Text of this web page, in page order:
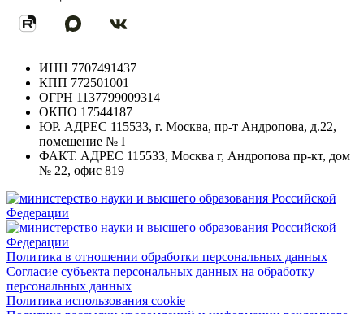
ИНН 7707491437
КПП 772501001
ОГРН 1137799009314
ОКПО 17544187
ЮР. АДРЕС 115533, г. Москва, пр-т Андропова, д.22,
помещение № I
ФАКТ. АДРЕС 115533, Москва г, Андропова пр-кт, дом
№ 22, офис 819
Политика в отношении обработки персональных данных
Согласие субъекта персональных данных на обработку
персональных данных
Политика использования cookie